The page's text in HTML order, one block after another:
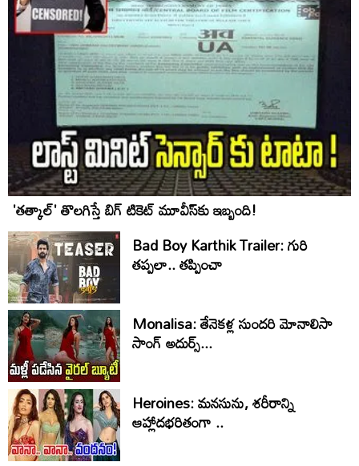
'తత్కాల్' తొలగిస్తే బిగ్ టికెట్ మూవీస్‌కు ఇబ్బంది!
Bad Boy Karthik Trailer: గురి
తప్పలా.. తప్పించా
Monalisa: తేనెకళ్ల సుందరి మోనాలిసా
సాంగ్ అదుర్స్...
Heroines: మనసును, శరీరాన్ని
ఆహ్లాదభరితంగా ..